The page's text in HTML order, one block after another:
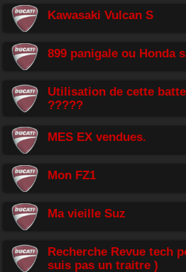
Kawasaki Vulcan S
899 panigale ou Honda
Utilisation de cette
?????
MES EX vendues.
Mon FZ1
Ma vieille Suz
Recherche Revue tech
suis pas un traitre )